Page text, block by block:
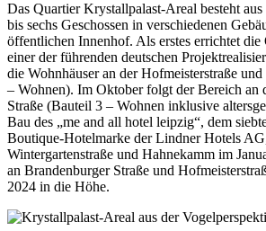
Das Quartier Krystallpalast-Areal besteht
bis sechs Geschossen in verschiedenen
öffentlichen Innenhof. Als erstes errichtet
einer der führenden deutschen
die Wohnhäuser an der Hofmeisterstraße
– Wohnen). Im Oktober folgt der Bereich an
Straße (Bauteil 3 – Wohnen inklusive
Bau des „me and all hotel leipzig“, dem
Boutique-Hotelmarke der Lindner Hotels
Wintergartenstraße und Hahnekamm im
an Brandenburger Straße und
2024 in die Höhe.